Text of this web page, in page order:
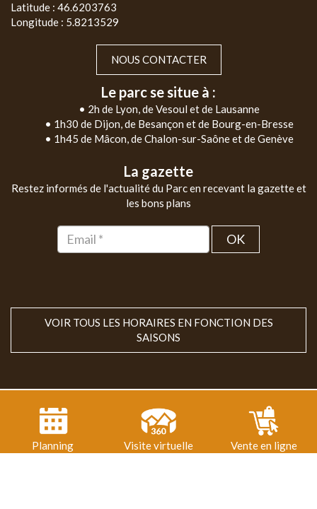
Latitude : 46.6203763
Longitude : 5.8213529
NOUS CONTACTER
Le parc se situe à :
• 2h de Lyon, de Vesoul et de Lausanne
• 1h30 de Dijon, de Besançon et de Bourg-en-Bresse
• 1h45 de Mâcon, de Chalon-sur-Saône et de Genève
La gazette
Restez informés de l'actualité du Parc en recevant la gazette et
les bons plans
OK
VOIR TOUS LES HORAIRES EN FONCTION DES
SAISONS
Planning
Visite virtuelle
Vente en ligne